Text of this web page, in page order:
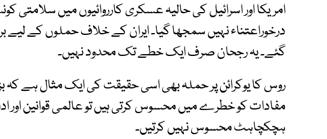
امریکا اور اسرائیل کی حالیہ عسکری کارروائیوں میں سلامتی
درخوراعتناء نہیں سمجھا گیا۔ ایران کے خلاف حملوں کے
گئے۔ یہ رجحان صرف ایک خطے تک محدود نہیں۔
روس کا یوکرائن پر حملہ بھی اسی حقیقت کی ایک مثال ہے
مفادات کو خطرے میں محسوس کرتی ہیں تو عالمی قوانین اور
ہچکچاہٹ محسوس نہیں کرتیں۔